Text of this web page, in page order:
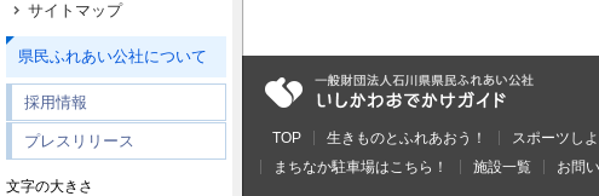
サイトマップ
県民ふれあい公社について
採用情報
プレスリリース
文字の大きさ
TOP 生きものとふれあおう！ スポーツし
まちなか駐車場はこちら！
施設一覧 お問